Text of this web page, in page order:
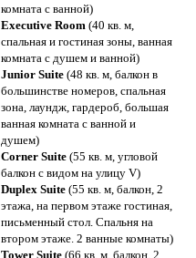
комната с ванной)
Executive Room (40 кв. м,
спальная и гостиная зоны, ванная
комната с душем и ванной)
Junior Suite (48 кв. м, балкон в
большинстве номеров, спальная
зона, лаундж, гардероб, большая
ванная комната с ванной и
душем)
Corner Suite (55 кв. м, угловой
балкон с видом на улицу V)
Duplex Suite (55 кв. м, балкон, 2
этажа, на первом этаже гостиная,
письменный стол. Спальня на
втором этаже. 2 ванные комнаты)
Tower Suite (66 кв. м, балкон, 2